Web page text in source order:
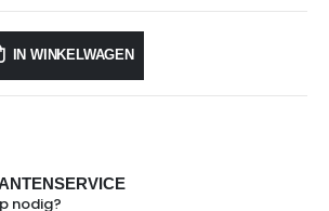
IN WINKELWAGEN
nodig?